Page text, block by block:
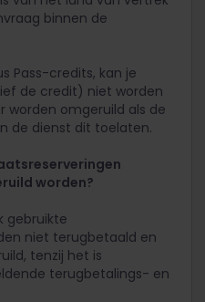
binnen de
Pass-credits, kan je
de credit) niet worden
worden omgeruild als de
de dienst dit toelaten.
worden?
gebruikte
niet terugbetaald en
tenzij het is
terugbetalings- en